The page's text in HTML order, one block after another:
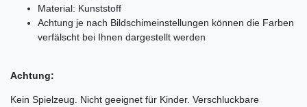
Material: Kunststoff
Achtung je nach Bildschimeinstellungen können die Farben
verfälscht bei Ihnen dargestellt werden
Achtung:
Kein Spielzeug. Nicht geeignet für Kinder. Verschluckbare